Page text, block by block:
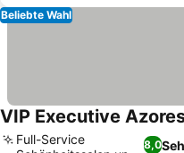
Beliebte Wahl
VIP Executive
8,0
Full-Service